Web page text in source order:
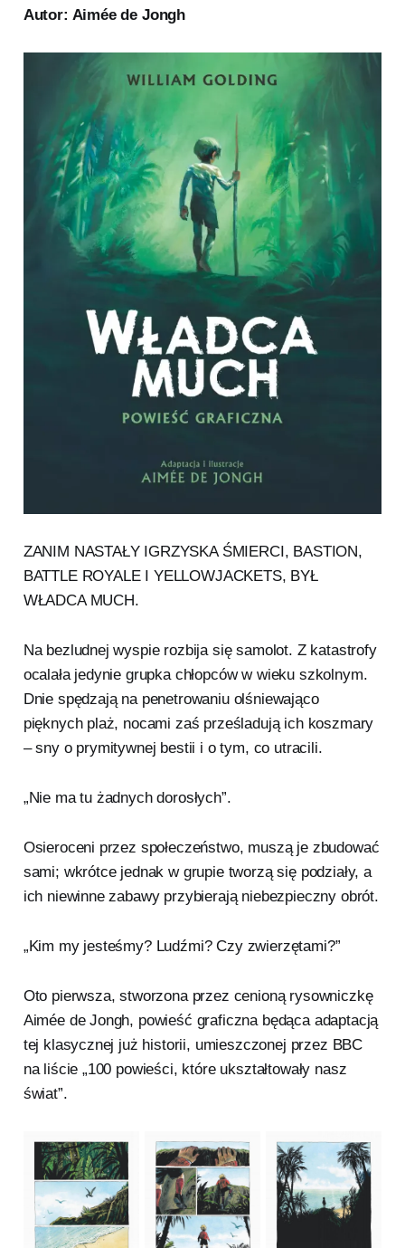
Autor: Aimée de Jongh
ZANIM NASTAŁY IGRZYSKA ŚMIERCI, BASTION,
BATTLE ROYALE I YELLOWJACKETS, BYŁ
WŁADCA MUCH.
Na bezludnej wyspie rozbija się samolot. Z katastrofy
ocalała jedynie grupka chłopców w wieku szkolnym.
Dnie spędzają na penetrowaniu olśniewająco
pięknych plaż, nocami zaś prześladują ich koszmary
– sny o prymitywnej bestii i o tym, co utracili.
„Nie ma tu żadnych dorosłych”.
Osieroceni przez społeczeństwo, muszą je zbudować
sami; wkrótce jednak w grupie tworzą się podziały, a
ich niewinne zabawy przybierają niebezpieczny obrót.
„Kim my jesteśmy? Ludźmi? Czy zwierzętami?”
Oto pierwsza, stworzona przez cenioną rysowniczkę
Aimée de Jongh, powieść graficzna będąca adaptacją
tej klasycznej już historii, umieszczonej przez BBC
na liście „100 powieści, które ukształtowały nasz
świat”.